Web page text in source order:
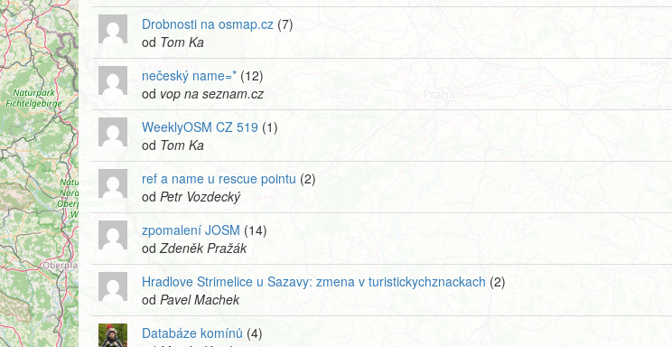
Drobnosti na osmap.cz (7)
od Tom Ka
nečeský name=* (12)
od vop na seznam.cz
WeeklyOSM CZ 519 (1)
od Tom Ka
ref a name u rescue pointu (2)
od Petr Vozdecký
zpomalení JOSM (14)
odZdeněk Pražák
Hradlove Strimelice u Sazavy: zmena v turistickychznackach (2)
od Pavel Machek
Databáze komínů (4)